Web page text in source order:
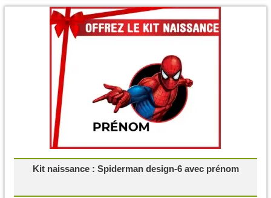
Kit naissance : Spiderman design-6 avec prénom